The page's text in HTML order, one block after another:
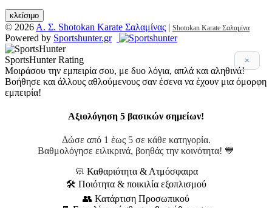
Μήνυμα
κλείσιμο
© 2026 Α. Σ. Shotokan Karate Σαλαμίνας | Shotokan Karate Σαλαμίνα
Powered by Sportshunter.gr
×
SportsHunter Rating
Μοιράσου την εμπειρία σου, με δυο λόγια, απλά και αληθινά!
Βοήθησε και άλλους αθλούμενους σαν έσενα να έχουν μια όμορφη
εμπειρία!
Αξιολόγηση 5 βασικών σημείων!
Δώσε από 1 έως 5 σε κάθε κατηγορία.
Βαθμολόγησε ειλικρινά, βοηθάς την κοινότητα! 💙
🧼 Καθαριότητα & Ατμόσφαιρα
🛠 Ποιότητα & ποικιλία εξοπλισμού
👥 Κατάρτιση Προσωπικού